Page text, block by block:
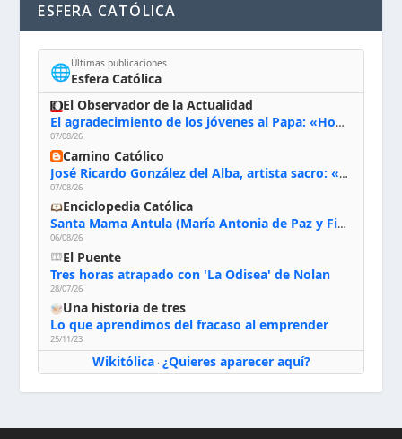
ESFERA CATÓLICA
🌐Últimas publicaciones
Esfera Católica
El Observador de la Actualidad
El agradecimiento de los jóvenes al Papa: «Hoy nos sentimos Iglesia»
07/08/26
Camino Católico
José Ricardo González del Alba, artista sacro: «Yo oro, hablo con Dios, le pido al Espíritu Santo su inspiración y siempre pinto rezando el rosario para que sea Él quien actúe a través de mis manos»
07/08/26
Enciclopedia Católica
Santa Mama Antula (María Antonia de Paz y Figueroa)
06/08/26
El Puente
Tres horas atrapado con 'La Odisea' de Nolan
28/07/26
Una historia de tres
Lo que aprendimos del fracaso al emprender
25/11/23
Wikitólica· ¿Quieres aparecer aquí?